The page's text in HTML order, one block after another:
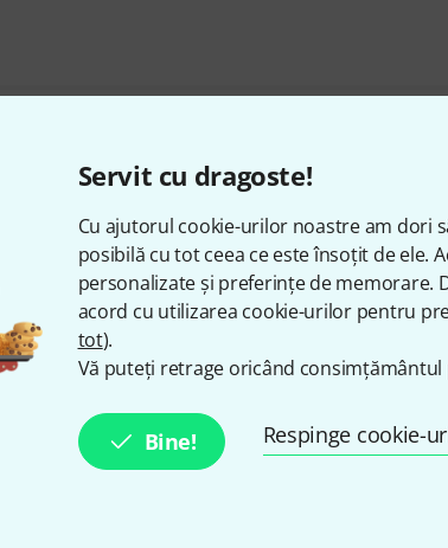
Servit cu dragoste!
Cu ajutorul cookie-urilor noastre am dori
posibilă cu tot ceea ce este însoțit de ele.
personalizate și preferințe de memorare.
acord cu utilizarea cookie-urilor pentru
tot).
Vă puteți retrage oricând
Bine! Respinge cookie-
Share
Thomann în limba engleză și, cu
dintre50 voucherele
în valoare de